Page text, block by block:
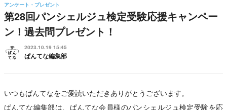
アンケート・プレゼント
第28回パンシェルジュ検定受験応援キャンペー
ン！過去問プレゼント！
2023.10.19 15:45
ぱんてな編集部
いつもぱんてなをご愛読いただきありがとうございます。
ぱんてな編集部は、ぱんてな会員様のパンシェルジュ検定受験を応